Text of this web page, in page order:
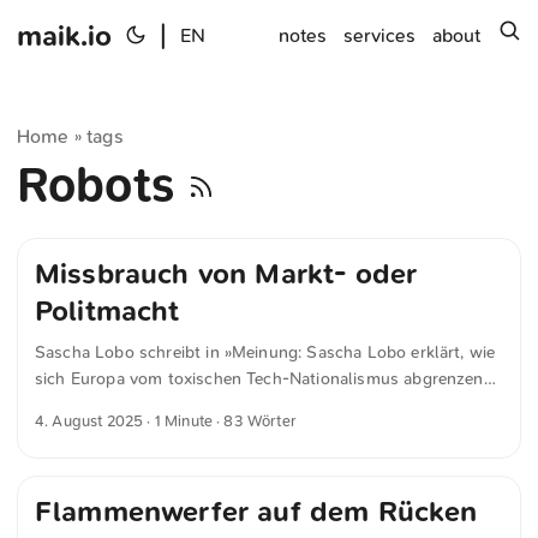
maik.io EN notes services about
Home »tags
Robots
Missbrauch von Markt- oder
Politmacht
Sascha Lobo schreibt in »Meinung: Sascha Lobo erklärt, wie
sich Europa vom toxischen Tech-Nationalismus abgrenzen
muss zumindest einen eigenen, produktiven Umgang mit
Nationalismus abzugrenzen. Es geht nicht darum gehen,
4. August 2025 · 1 Minute · 83 Wörter
Flammenwerfer auf dem Rücken